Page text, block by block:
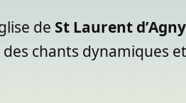
de St Laurent d’Agny
chants dynamiques